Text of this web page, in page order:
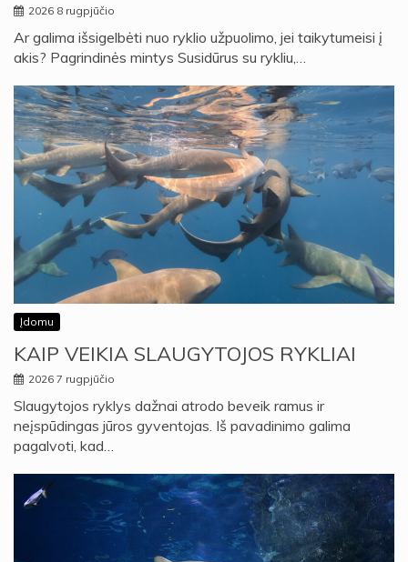
2026 8 rugpjūčio
Ar galima išsigelbėti nuo ryklio užpuolimo, jei taikytumeisi į
akis? Pagrindinės mintys Susidūrus su rykliu,…
Įdomu
KAIP VEIKIA SLAUGYTOJOS RYKLIAI
2026 7 rugpjūčio
Slaugytojos ryklys dažnai atrodo beveik ramus ir
neįspūdingas jūros gyventojas. Iš pavadinimo galima
pagalvoti, kad…